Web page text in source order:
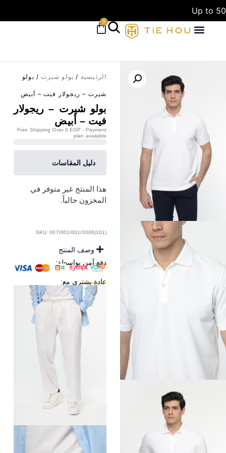
Up to
0
الرئيسية / بولو شيرت/ بولو
شيرت – ريجولار فيت – أبيض
بولو شيرت – ريجولار
فيت – أبيض
Free Shipping Over 0 EGP - Payment
plan available
دليل المقاسات
هذا المنتج غير متوفر في
المخزون حالياً.
SKU: 007/001/001/0006(101)
وصف المنتج
دفع آمن بواسطة:
عادة يشترى مع: